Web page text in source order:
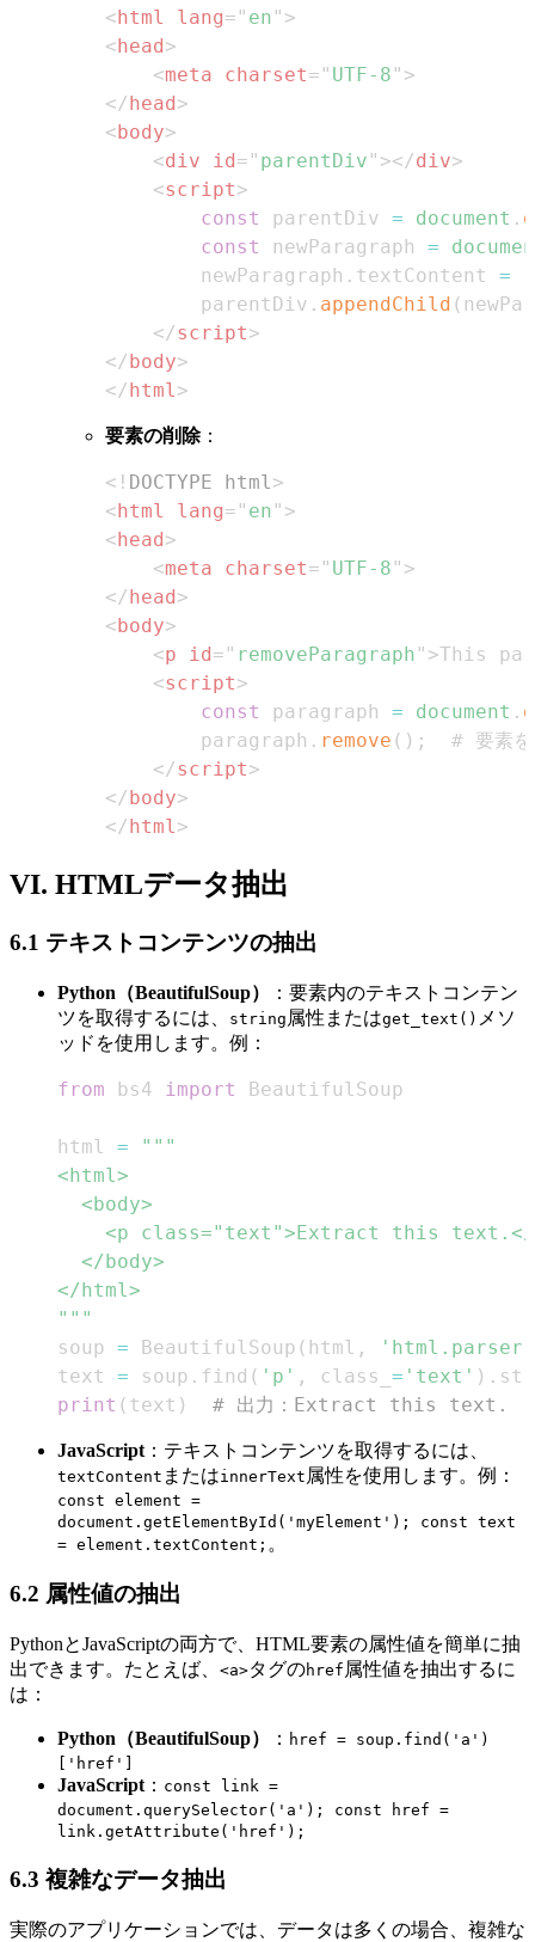
< html lang= " en " >
< head >
<meta charset= " UTF-8 " >
</ head >
< body>
<div id = " parentDiv " ></div>
<script>
const
parentDiv = document .
const
newParagraph =
        newParagraph
. textContent =
        parentDiv
. appendChild (
</script>
</ body>
</ html>
要素の削除：
<! DOCTYPE html>
< html lang= " en " >
< head >
<meta charset= " UTF-8 " >
</ head >
< body>
<p id = " removeParagraph " >This
<script>
const
paragraph = document .
        paragraph
. remove ( ) ;
</script>
</ body>
</ html>
VI. HTMLデータ抽出
6.1 テキストコンテンツの抽出
Python（BeautifulSoup）
：要素内のテキストコンテン
ツを取得するには、
string 属性またはget_text() メソ
ッドを使用します。例：
from bs4 import
html =
"""
soup = BeautifulSoup ( html ,
'html.parser'
text = soup . find ( 'p' , class_ = 'text' ) .
print ( text ) # 出力：Extract this text.
JavaScript ：テキストコンテンツを取得するには、
textContent またはinnerText 属性を使用します。例：
const element =
document.getElementById('myElement'); const text
= element.textContent; 。
6.2 属性値の抽出
PythonとJavaScriptの両方で、HTML要素の属性値を簡単に抽
出できます。たとえば、 <a>タグのhref 属性値を抽出するに
は：
Python（BeautifulSoup） ： href = soup.find('a')
['href']
JavaScript ： const link =
document.querySelector('a'); const href =
link.getAttribute('href');
6.3 複雑なデータ抽出
実際のアプリケーションでは、データは多くの場合、複雑な